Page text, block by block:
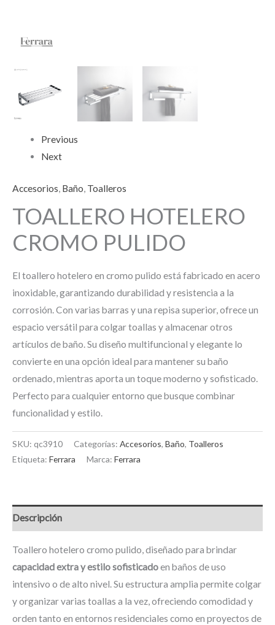
Previous
Next
Accesorios, Baño, Toalleros
TOALLERO HOTELERO
CROMO PULIDO
El toallero hotelero en cromo pulido está fabricado en acero
inoxidable, garantizando durabilidad y resistencia a la
corrosión. Con varias barras y una repisa superior, ofrece un
espacio versátil para colgar toallas y almacenar otros
artículos de baño. Su diseño multifuncional y elegante lo
convierte en una opción ideal para mantener su baño
ordenado, mientras aporta un toque moderno y sofisticado.
Perfecto para cualquier entorno que busque combinar
funcionalidad y estilo.
SKU: qc3910 Categorías: Accesorios, Baño, Toalleros
Etiqueta: Ferrara Marca: Ferrara
Descripción
Toallero hotelero cromo pulido, diseñado para brindar
capacidad extra y estilo sofisticadoen baños de uso
intensivo o de alto nivel. Su estructura amplia permite colgar
y organizar varias toallas a la vez, ofreciendo comodidad y
orden tanto en entornos residenciales como en proyectos de